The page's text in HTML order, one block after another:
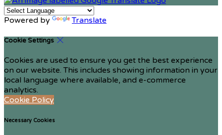
Powered by Translate
Cookie Settings
Cookies are used to ensure you get the best experience
on our website. This includes showing information in your
local language where available, and e-commerce
analytics.
Cookie Policy
Necessary Cookies